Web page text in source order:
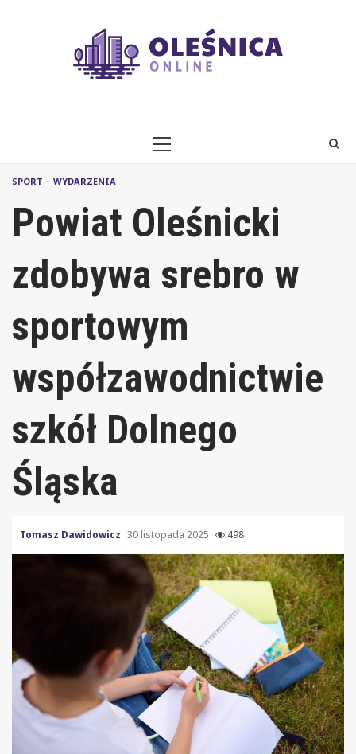
PRIMARY
SPORT WYDARZENIA
Powiat Oleśnicki
zdobywa srebro w
sportowym
współzawodnictwie
szkół Dolnego
Śląska
Tomasz Dawidowicz 30 listopada 2025 498